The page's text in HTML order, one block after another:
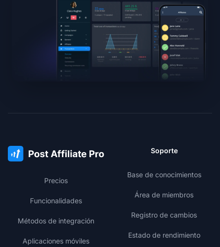
Precios
Funcionalidades
Métodos de integración
Aplicaciones móviles
Soporte
Base de conocimientos
Área de miembros
Registro de cambios
Estado de rendimiento